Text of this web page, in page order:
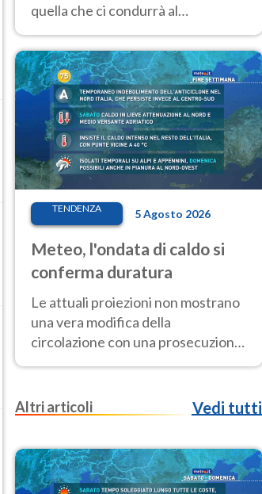
quella che ci condurrà al
temperature molto elevate
TENDENZA 5 Agosto 2026
Meteo, l'ondata di caldo si
conferma duratura
Le attuali proiezioni non mostrano
una vera modifica della
circolazione con una prosecuzione
del caldo fuori scala per molti
Ferragosto
Altri articoli Vedi tutti